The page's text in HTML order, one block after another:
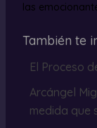
las
También te
El Proceso
Arcángel
medida que